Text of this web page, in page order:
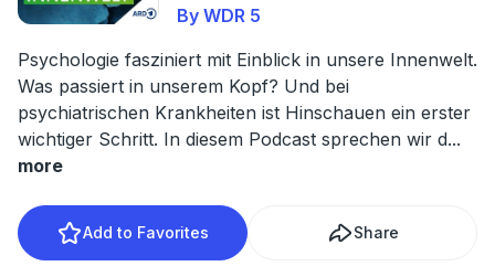
By WDR 5
Psychologie fasziniert mit Einblick in unsere Innenwelt.
Was passiert in unserem Kopf? Und bei
psychiatrischen Krankheiten ist Hinschauen ein erster
wichtiger Schritt. In diesem Podcast sprechen wir d...
more
Add to Favorites Share